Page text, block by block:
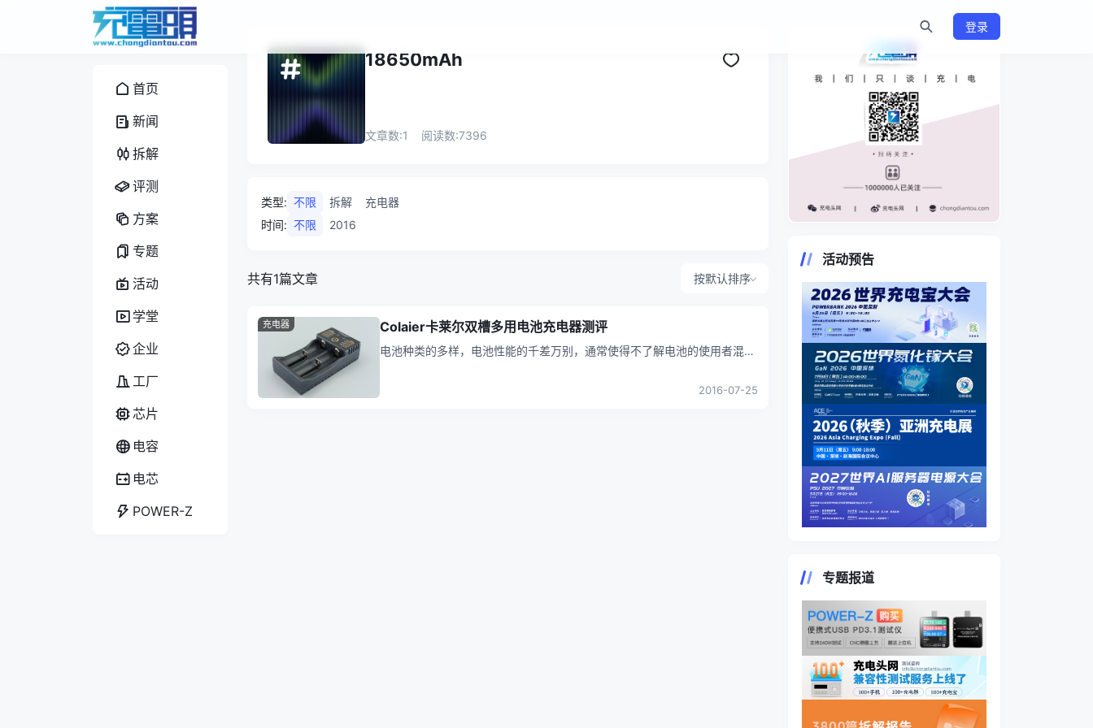
登录
首页
新闻
拆解
评测
方案
专题
活动
学堂
企业
工厂
芯片
电容
电芯
POWER-Z
18650mAh
文章数:1 阅读数:7396
类型: 不限 拆解
充电器
时间: 不限 2016
共有1篇文章 按默认排序
充电器 Colaier卡莱尔双槽多用电池充电器测评
电池种类的多样，电池性能的千差万别，通常使得不了解电池的使用者混
2016-07-25
活动预告
专题报道